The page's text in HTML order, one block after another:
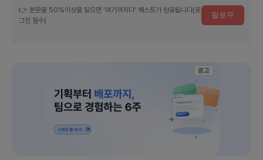
👉 본문을 50%이상을 읽으면 '여기까지다' 퀘스트가 완료됩니다(로
그인 필수)
팔로우
광고